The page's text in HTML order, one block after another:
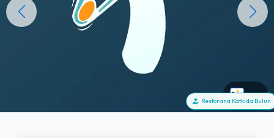
+0
Restorana Katkıda Bulun